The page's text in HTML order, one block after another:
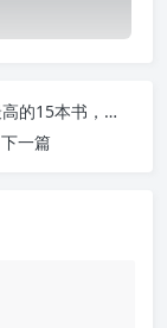
知乎推荐最高的15本书，哪一本是你心中的经典？
下一篇